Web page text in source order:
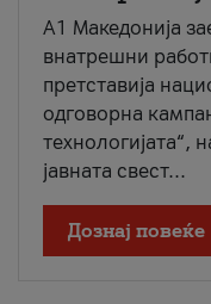
A1 Македонија
внатрешни
претставија
одговорна
технологијата“,
јавната свест...
Дознај повеќе